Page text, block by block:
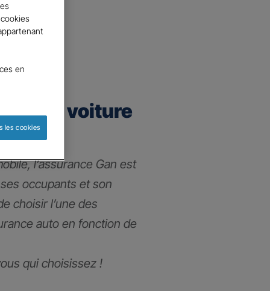
voiture
l’assurance Gan est
occupants et son
choisir l’une des
auto en fonction de
qui choisissez !
en
les cookies